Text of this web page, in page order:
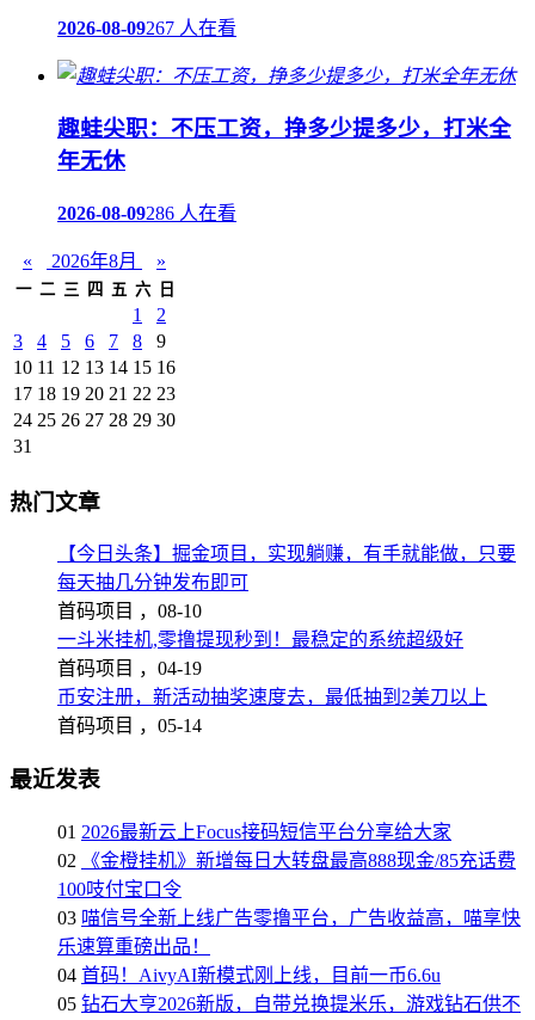
2026-08-09267 人在看
趣蛙尖职：不压工资，挣多少提多少，打米全
年无休
2026-08-09286 人在看
« 2026年8月 »
一 二 三 四 五 六 日
1
2
3
4 5 6 7 8
9
10 11 12 13 14 15 16
17 18 19 20 21 22 23
24 25 26 27 28 29 30
31
热门文章
【今日头条】掘金项目，实现躺赚，有手就能做，只要
每天抽几分钟发布即可
首码项目 ， 08-10
一斗米挂机,零撸提现秒到！最稳定的系统超级好
首码项目 ， 04-19
币安注册，新活动抽奖速度去，最低抽到2美刀以上
首码项目 ， 05-14
最近发表
01 2026最新云上Focus接码短信平台分享给大家
02
《金橙挂机》新增每日大转盘最高888现金/85充话费
100吱付宝口令
03 喵信号全新上线广告零撸平台，广告收益高，喵享快
乐速算重磅出品！
04 首码！AivyAI新模式刚上线，目前一币6.6u
05 钻石大亨2026新版，自带兑换提米乐，游戏钻石供不